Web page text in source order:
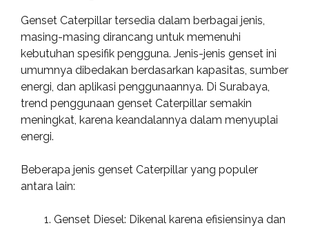
Genset Caterpillar tersedia dalam berbagai jenis,
masing-masing dirancang untuk memenuhi
kebutuhan spesifik pengguna. Jenis-jenis genset ini
umumnya dibedakan berdasarkan kapasitas, sumber
energi, dan aplikasi penggunaannya. Di Surabaya,
trend penggunaan genset Caterpillar semakin
meningkat, karena keandalannya dalam menyuplai
energi.
Beberapa jenis genset Caterpillar yang populer
antara lain:
Genset Diesel: Dikenal karena efisiensinya dan